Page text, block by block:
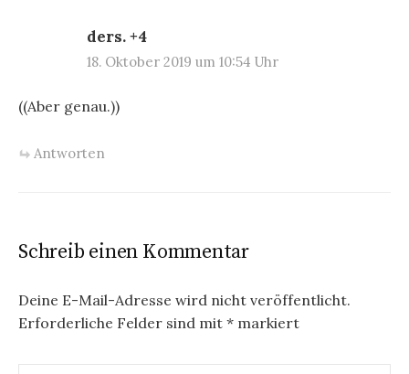
ders. +4
18. Oktober 2019 um 10:54 Uhr
((Aber genau.))
Antworten
Schreib einen Kommentar
Deine E-Mail-Adresse wird nicht veröffentlicht.
Erforderliche Felder sind mit * markiert